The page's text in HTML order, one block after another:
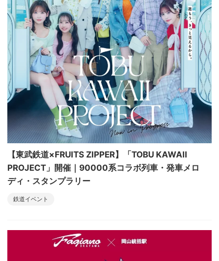
【東武鉄道×FRUITS ZIPPER】「TOBU KAWAII
PROJECT」開催｜90000系コラボ列車・発車メロ
ディ・スタンプラリー
鉄道イベント